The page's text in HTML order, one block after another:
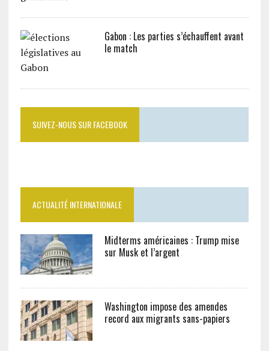
Gabon : Les parties s’échauffent avant
le match
SUIVEZ-NOUS SUR FACEBOOK
ACTUALITÉ INTERNATIONALE
Midterms américaines : Trump mise
sur Musk et l’argent
Washington impose des amendes
record aux migrants sans-papiers